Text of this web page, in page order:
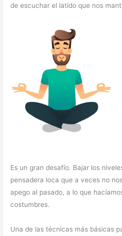
de escuchar el latido que nos
Es un gran desafío. Bajar los
pensadera loca que a veces no
apego al pasado, a lo que
costumbres.
Una de las técnicas más básicas